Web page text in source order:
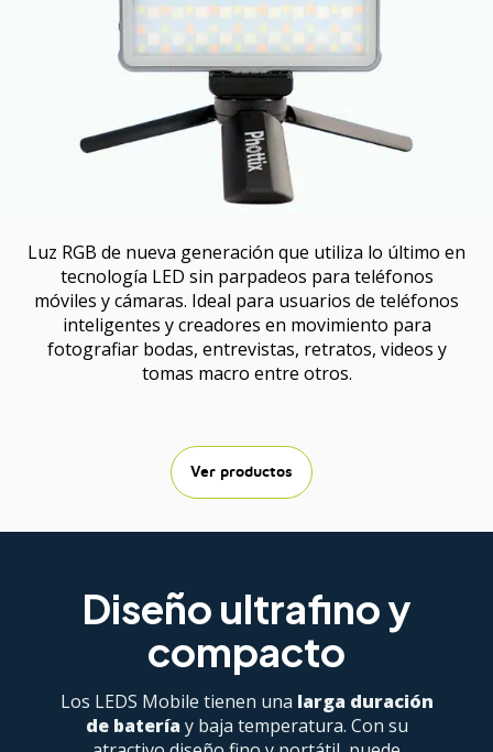
Luz RGB de nueva generación que utiliza lo último en
tecnología LED sin parpadeos para teléfonos
móviles y cámaras. Ideal para usuarios de teléfonos
inteligentes y creadores en movimiento para
fotografiar bodas, entrevistas, retratos, videos y
tomas macro entre otros.
Ver productos
Diseño ultrafino y
compacto
Los LEDS Mobile tienen una larga duración
de bateríay baja temperatura. Con su